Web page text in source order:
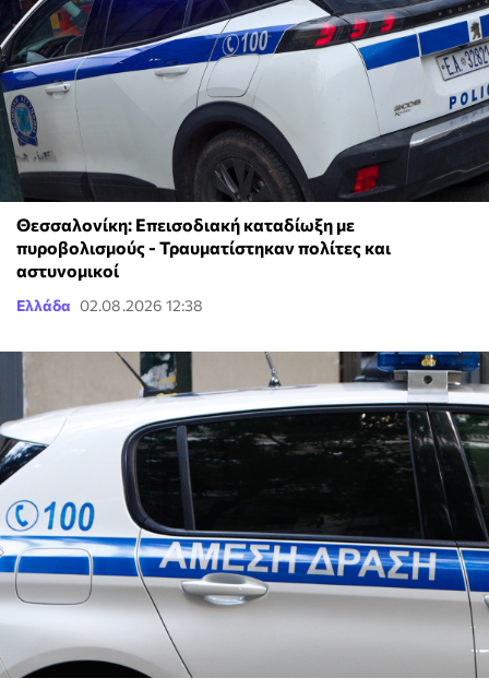
Θεσσαλονίκη: Επεισοδιακή καταδίωξη με
πυροβολισμούς - Τραυματίστηκαν πολίτες και
αστυνομικοί
Ελλάδα 02.08.2026 12:38